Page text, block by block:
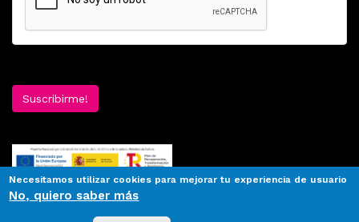
Suscribirme!
Necesitamos utilizar cookies para mejorar tu experiencia de usuario
No, quiero saber más